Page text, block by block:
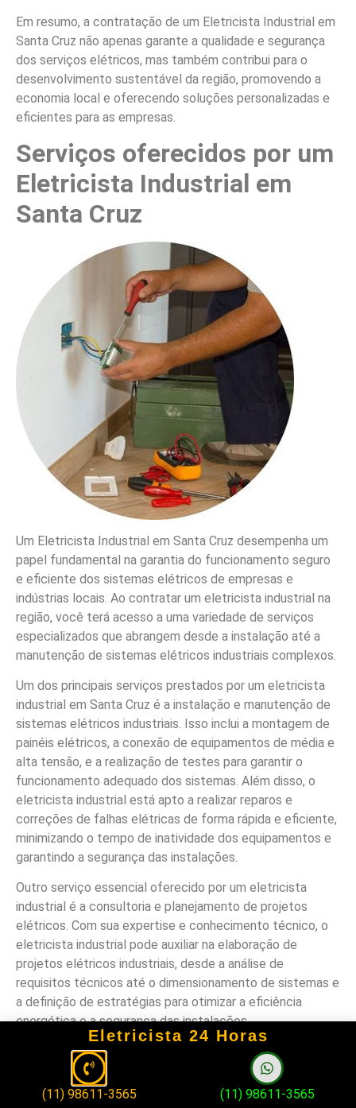
Em resumo, a contratação de um Eletricista Industrial em
Santa Cruz não apenas garante a qualidade e segurança
dos serviços elétricos, mas também contribui para o
desenvolvimento sustentável da região, promovendo a
economia local e oferecendo soluções personalizadas e
eficientes para as empresas.
Serviços oferecidos por um
Eletricista Industrial em
Santa Cruz
Um Eletricista Industrial em Santa Cruz desempenha um
papel fundamental na garantia do funcionamento seguro
e eficiente dos sistemas elétricos de empresas e
indústrias locais. Ao contratar um eletricista industrial na
região, você terá acesso a uma variedade de serviços
especializados que abrangem desde a instalação até a
manutenção de sistemas elétricos industriais complexos.
Um dos principais serviços prestados por um eletricista
industrial em Santa Cruz é a instalação e manutenção de
sistemas elétricos industriais. Isso inclui a montagem de
painéis elétricos, a conexão de equipamentos de média e
alta tensão, e a realização de testes para garantir o
funcionamento adequado dos sistemas. Além disso, o
eletricista industrial está apto a realizar reparos e
correções de falhas elétricas de forma rápida e eficiente,
minimizando o tempo de inatividade dos equipamentos e
garantindo a segurança das instalações.
Outro serviço essencial oferecido por um eletricista
industrial é a consultoria e planejamento de projetos
elétricos. Com sua expertise e conhecimento técnico, o
eletricista industrial pode auxiliar na elaboração de
projetos elétricos industriais, desde a análise de
requisitos técnicos até o dimensionamento de sistemas e
a definição de estratégias para otimizar a eficiência
energética e a segurança das instalações.
Em resumo, contar com um eletricista industrial
qualificado em Santa Cruz significa ter acesso a um
profissional capacitado para lidar com as demandas
Eletricista 24 Horas
(11) 98611-3565 (11) 98611-3565